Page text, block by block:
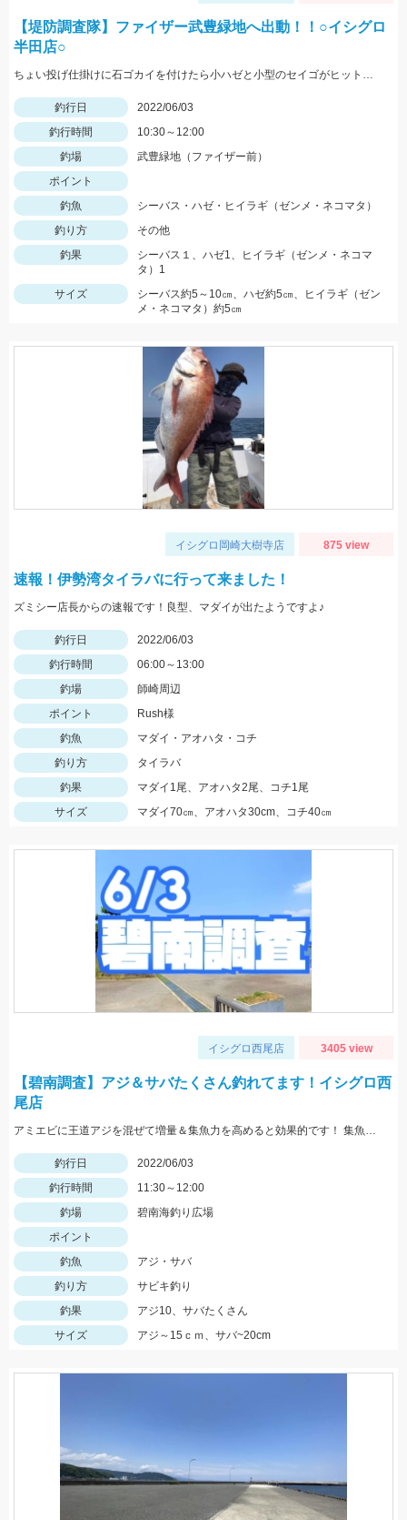
【堤防調査隊】ファイザー武豊緑地へ出動！！○イシグロ
半田店○
ちょい投げ仕掛けに石ゴカイを付けたら小ハゼと小型のセイゴがヒット！堤防から10m付近でアタリあり！ サビキ仕掛けを足元に落としたらヒイラギがヒット
釣行日
2022/06/03
釣行時間
10:30～12:00
釣場
武豊緑地（ファイザー前）
ポイント
釣魚
シーバス・ハゼ・ヒイラギ（ゼンメ・ネコマタ）
釣り方
その他
釣果
シーバス１、ハゼ1、ヒイラギ（ゼンメ・ネコマ
タ）1
サイズ
シーバス約5～10㎝、ハゼ約5㎝、ヒイラギ（ゼン
メ・ネコマタ）約5㎝
イシグロ岡崎大樹寺店 875 view
速報！伊勢湾タイラバに行って来ました！
ズミシー店長からの速報です！良型、マダイが出たようですよ♪
釣行日
2022/06/03
釣行時間
06:00～13:00
釣場
師崎周辺
ポイント
Rush様
釣魚
マダイ・アオハタ・コチ
釣り方
タイラバ
釣果
マダイ1尾、アオハタ2尾、コチ1尾
サイズ
マダイ70㎝、アオハタ30cm、コチ40㎝
イシグロ西尾店 3405 view
【碧南調査】アジ＆サバたくさん釣れてます！イシグロ西
尾店
アミエビに王道アジを混ぜて増量＆集魚力を高めると効果的です！ 集魚版はアタリのある層に合わせてください！
釣行日
2022/06/03
釣行時間
11:30～12:00
釣場
碧南海釣り広場
ポイント
釣魚
アジ・サバ
釣り方
サビキ釣り
釣果
アジ10、サバたくさん
サイズ
アジ～15ｃｍ、サバ~20cm